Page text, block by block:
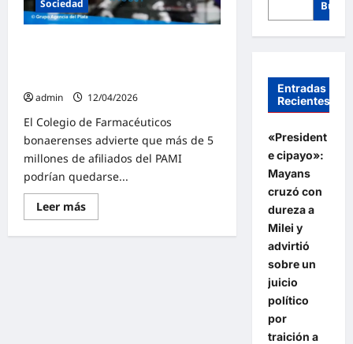
Sociedad
admin
12/04/2026
El Colegio de Farmacéuticos
bonaerenses advierte que más de 5
millones de afiliados del PAMI
podrían quedarse...
Leer másLee
más
PAMI
Entradas
Recientes
«President
e cipayo»:
Mayans
cruzó con
dureza a
Milei y
advirtió
sobre un
juicio
político
por
traición a